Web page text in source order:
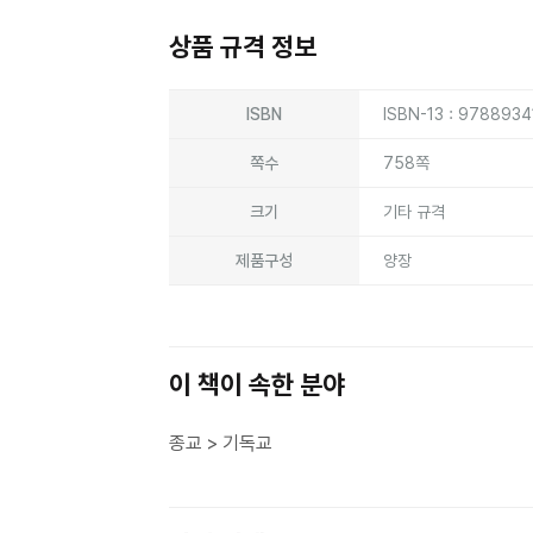
상품 규격 정보
ISBN ISBN-13 :
쪽수 758쪽
크기 기타 규격
제품구성 양장
이 책이 속한 분야
종교 > 기독교